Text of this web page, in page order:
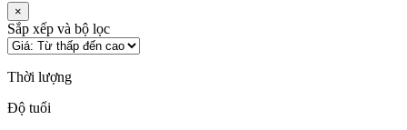
×
Sắp xếp và bộ lọc
Thời lượng
Độ tuổi